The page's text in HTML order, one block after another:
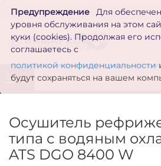
Предупреждение
Для
уровня обслуживания на этом
куки (cookies). Продолжая его
соглашаетесь с
политикой конфиденциальности
будут сохраняться на вашем
Осушитель
типа с водяным
ATS DGO 8400 W